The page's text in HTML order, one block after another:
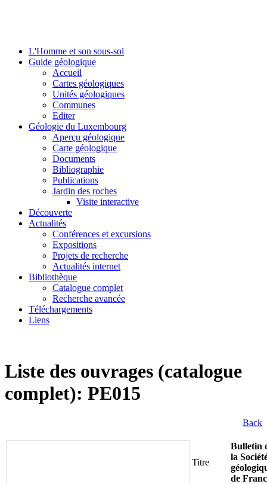
L'Homme et son sous-sol
Guide géologique
Accueil
Cartes géologiques
Unités géologiques
Communes
Editer
Géologie du Luxembourg
Aperçu géologique
Carte géologique
Documents
Bibliographie
Publications
Jardin des roches
Visite interactive
Découverte
Actualités
Conférences et excursions
Expositions
Projets de recherche
Actualités internet
Bibliothèque
Catalogue complet
Recherche avancée
Téléchargements
Liens
Liste des ouvrages (catalogue
complet): PE015
Back
Titre
Bulletin
la
de